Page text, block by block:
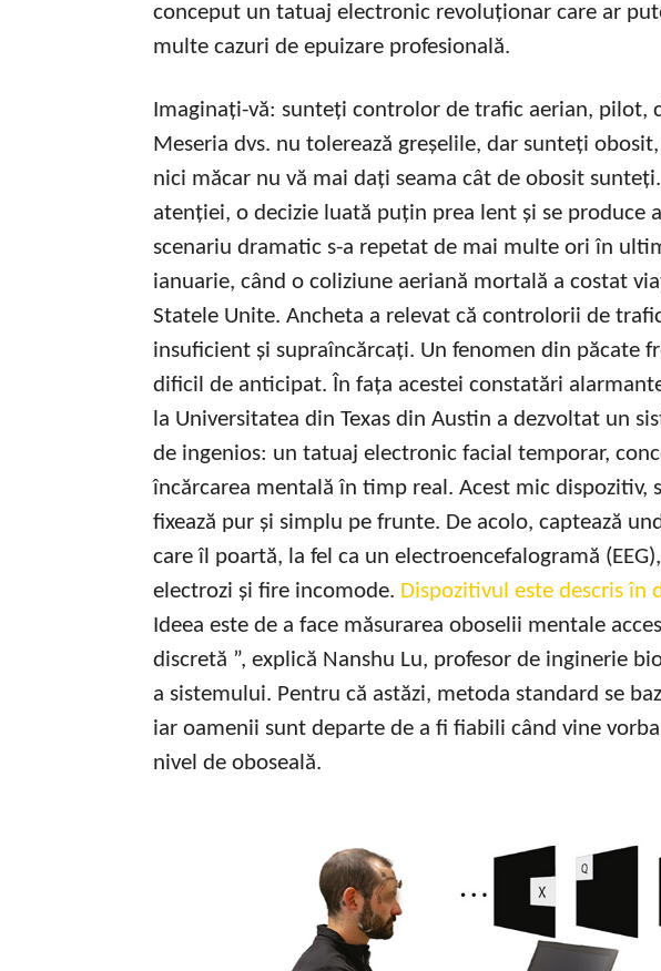
conceput un tatuaj electronic revoluționar care ar
multe cazuri de epuizare profesională.
Imaginați-vă: sunteți controlor de trafic aerian, pilot,
Meseria dvs. nu tolerează greșelile, dar sunteți
nici măcar nu vă mai dați seama cât de obosit
atenției, o decizie luată puțin prea lent și se produce
scenariu dramatic s-a repetat de mai multe ori în
ianuarie, când o coliziune aeriană mortală a costat
Statele Unite. Ancheta a relevat că controlorii de
insuficient și supraîncărcați. Un fenomen din păcate
dificil de anticipat. În fața acestei constatări
la Universitatea din Texas din Austin a dezvoltat un
de ingenios: un tatuaj electronic facial temporar,
încărcarea mentală în timp real. Acest mic dispozitiv,
fixează pur și simplu pe frunte. De acolo, captează
care îl poartă, la fel ca un electroencefalogramă
electrozi și fire incomode. Dispozitivul este descris în
Ideea este de a face măsurarea oboselii mentale
discretă ”, explică Nanshu Lu, profesor de inginerie
a sistemului. Pentru că astăzi, metoda standard se
iar oamenii sunt departe de a fi fiabili când vine
nivel de oboseală.